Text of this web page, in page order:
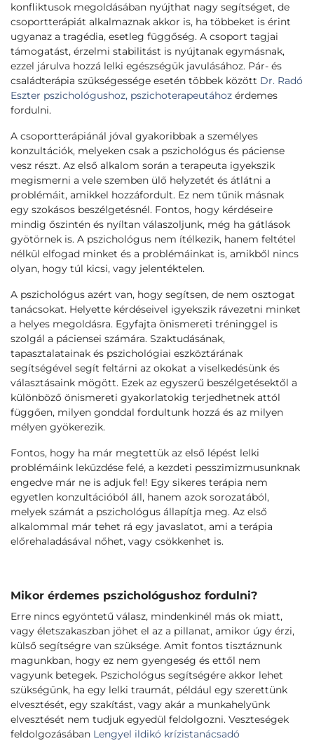
konfliktusok megoldásában nyújthat nagy segítséget, de
csoportterápiát alkalmaznak akkor is, ha többeket is érint
ugyanaz a tragédia, esetleg függőség. A csoport tagjai
támogatást, érzelmi stabilitást is nyújtanak egymásnak,
ezzel járulva hozzá lelki egészségük javulásához. Pár- és
családterápia szükségessége esetén többek között Dr. Radó
Eszter pszichológushoz, pszichoterapeutához érdemes
fordulni.
A csoportterápiánál jóval gyakoribbak a személyes
konzultációk, melyeken csak a pszichológus és páciense
vesz részt. Az első alkalom során a terapeuta igyekszik
megismerni a vele szemben ülő helyzetét és átlátni a
problémáit, amikkel hozzáfordult. Ez nem tűnik másnak
egy szokásos beszélgetésnél. Fontos, hogy kérdéseire
mindig őszintén és nyíltan válaszoljunk, még ha gátlások
gyötörnek is. A pszichológus nem ítélkezik, hanem feltétel
nélkül elfogad minket és a problémáinkat is, amikből nincs
olyan, hogy túl kicsi, vagy jelentéktelen.
A pszichológus azért van, hogy segítsen, de nem osztogat
tanácsokat. Helyette kérdéseivel igyekszik rávezetni minket
a helyes megoldásra. Egyfajta önismereti tréninggel is
szolgál a páciensei számára. Szaktudásának,
tapasztalatainak és pszichológiai eszköztárának
segítségével segít feltárni az okokat a viselkedésünk és
választásaink mögött. Ezek az egyszerű beszélgetésektől a
különböző önismereti gyakorlatokig terjedhetnek attól
függően, milyen gonddal fordultunk hozzá és az milyen
mélyen gyökerezik.
Fontos, hogy ha már megtettük az első lépést lelki
problémáink leküzdése felé, a kezdeti pesszimizmusunknak
engedve már ne is adjuk fel! Egy sikeres terápia nem
egyetlen konzultációból áll, hanem azok sorozatából,
melyek számát a pszichológus állapítja meg. Az első
alkalommal már tehet rá egy javaslatot, ami a terápia
előrehaladásával nőhet, vagy csökkenhet is.
Mikor érdemes pszichológushoz fordulni?
Erre nincs egyöntetű válasz, mindenkinél más ok miatt,
vagy életszakaszban jöhet el az a pillanat, amikor úgy érzi,
külső segítségre van szüksége. Amit fontos tisztáznunk
magunkban, hogy ez nem gyengeség és ettől nem
vagyunk betegek. Pszichológus segítségére akkor lehet
szükségünk, ha egy lelki traumát, például egy szerettünk
elvesztését, egy szakítást, vagy akár a munkahelyünk
elvesztését nem tudjuk egyedül feldolgozni. Veszteségek
feldolgozásában Lengyel ildikó krízistanácsadó